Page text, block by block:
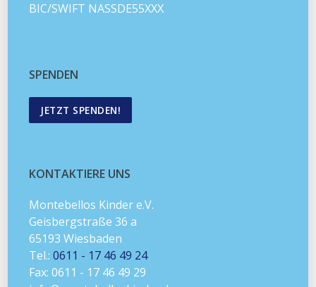
BIC/SWIFT NASSDE55XXX
SPENDEN
JETZT SPENDEN!
KONTAKTIERE UNS
Montebellos Kinder e.V.
Geisbergstraße 36 a
65193 Wiesbaden
Tel.:0611 - 17 46 49 24
Fax: 0611 - 17 46 49 29